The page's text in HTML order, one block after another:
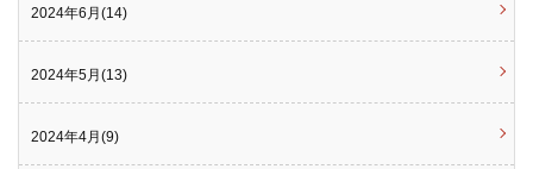
2024年6月(14)
2024年5月(13)
2024年4月(9)